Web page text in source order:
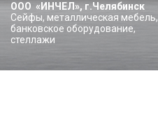
ООО «ИНЧЕЛ», г.Челябинск
Сейфы, металлическая мебель,
банковское оборудование,
стеллажи